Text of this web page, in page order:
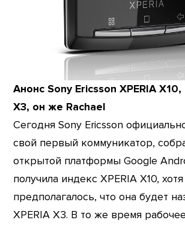
Анонс Sony Ericsson XPERIA
X3, он же Rachael
Сегодня Sony Ericsson
свой первый коммуникатор,
открытой платформы Google
получила индекс XPERIA X10,
предполагалось, что она будет
XPERIA X3. В то же время